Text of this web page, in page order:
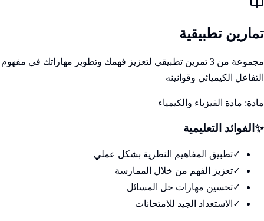
تمارين تطبيقية
مجموعة من 3 تمرين تطبيقي لتعزيز فهمك وتطوير مهاراتك في مفهوم
التفاعل الكيميائي وقوانينه
مادة: مادة الفيزياء والكيمياء
✨ الفوائد التعليمية
✓تطبيق المفاهيم النظرية بشكل عملي
✓تعزيز الفهم من خلال الممارسة
✓تحسين مهارات حل المسائل
✓ الاستعداد الجيد للامتحانات